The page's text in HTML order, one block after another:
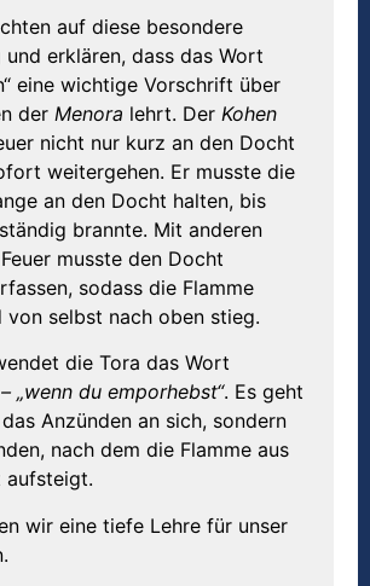
auf diese besondere
und erklären, dass das Wort
eine wichtige Vorschrift über
der Menora lehrt. Der Kohen
nicht nur kurz an den Docht
weitergehen. Er musste die
an den Docht halten, bis
brannte. Mit anderen
musste den Docht
sodass die Flamme
von selbst nach oben stieg.
die Tora das Wort
– „wenn du emporhebst“. Es geht
Anzünden an sich, sondern
nach dem die Flamme aus
aufsteigt.
wir eine tiefe Lehre für unser